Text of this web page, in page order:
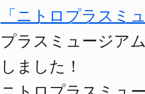
「ニトロプラスミ
プラスミュージア
しました！